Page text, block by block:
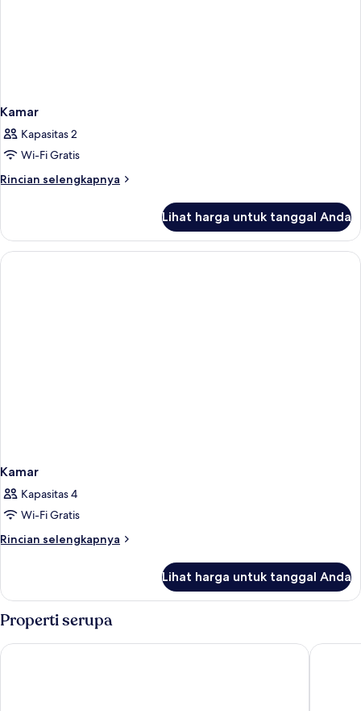
Kamar
Kapasitas 2
Wi-Fi Gratis
Rincian selengkapnya
Rincian
Kamar
Lihat harga untuk tanggal Anda
Kamar
Kapasitas 4
Wi-Fi Gratis
Rincian selengkapnya
Rincian
Kamar
Lihat harga untuk tanggal Anda
Properti serupa
Appart Hotel Odalys City Marseille Centre Euromed Novotel